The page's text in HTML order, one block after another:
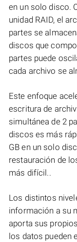
en un solo disco.
unidad RAID, el
partes se
discos que
partes puede
cada archivo se
Este enfoque
escritura de
simultánea de 2
discos es más
GB en un solo
restauración de
más difícil..
Los distintos
información a su
aporta sus
los datos pueden